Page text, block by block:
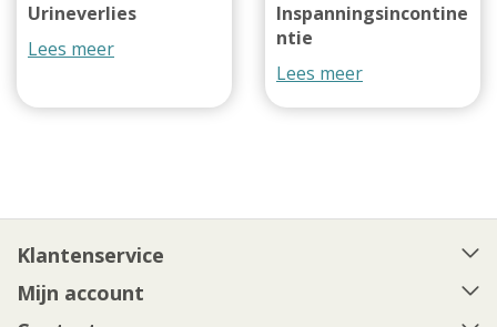
Urineverlies
Lees meer
Inspanningsincontine
ntie
Lees meer
Klantenservice
Mijn account